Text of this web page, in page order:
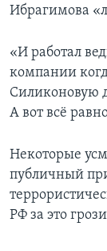
Ибрагимова
«И работал
компании
Силиконовую
А вот всё
Некоторые
публичный
РФ за это